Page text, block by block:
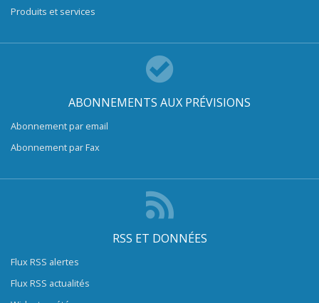
Produits et services
ABONNEMENTS AUX PRÉVISIONS
Abonnement par email
Abonnement par Fax
RSS ET DONNÉES
Flux RSS alertes
Flux RSS actualités